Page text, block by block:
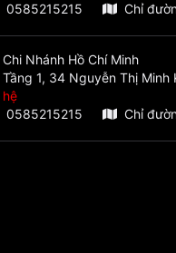
0585215215
Chỉ
Chi Nhánh Hồ Chí Minh
Tầng 1, 34 Nguyễn Thị Minh
hệ
0585215215
Chỉ